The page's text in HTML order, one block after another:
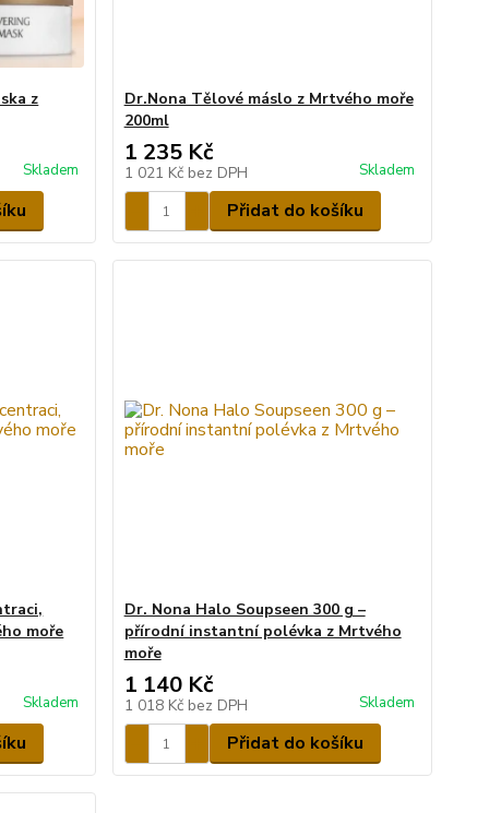
z
Skladem
Dr.Nona Tělové máslo z Mrtvého moře
200ml
1 235 Kč
1 021 Kč bez DPH Skladem
Přidat do košíku
moře
Skladem
Dr. Nona Halo Soupseen 300 g –
přírodní instantní polévka z Mrtvého
moře
1 140 Kč
1 018 Kč bez DPH Skladem
Přidat do košíku